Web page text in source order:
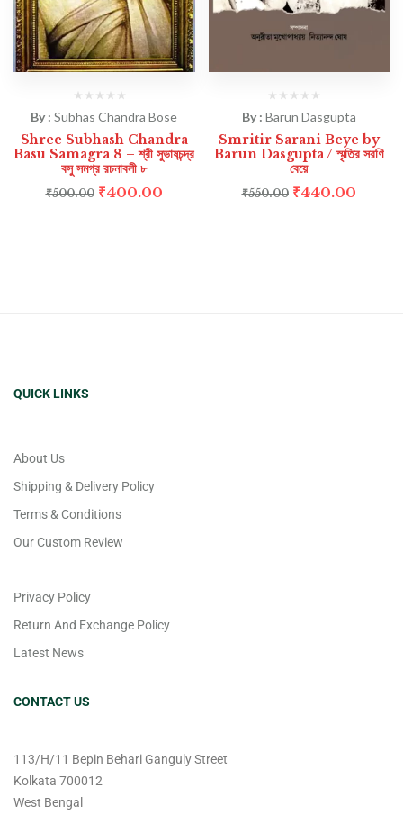
By :Subhas Chandra Bose
Shree Subhash Chandra
Basu Samagra 8 – শ্রী সুভাষচন্দ্র
বসু সমগ্র রচনাবলী ৮
₹500.00 ₹400.00
By : Barun Dasgupta
Smritir Sarani Beye by
Barun Dasgupta / স্মৃতির সরণি
বেয়ে
₹550.00 ₹440.00
QUICK LINKS
About Us
Shipping & Delivery Policy
Terms & Conditions
Our Custom Review
Privacy Policy
Return And Exchange Policy
Latest News
CONTACT US
113/H/11 Bepin Behari Ganguly Street
Kolkata 700012
West Bengal